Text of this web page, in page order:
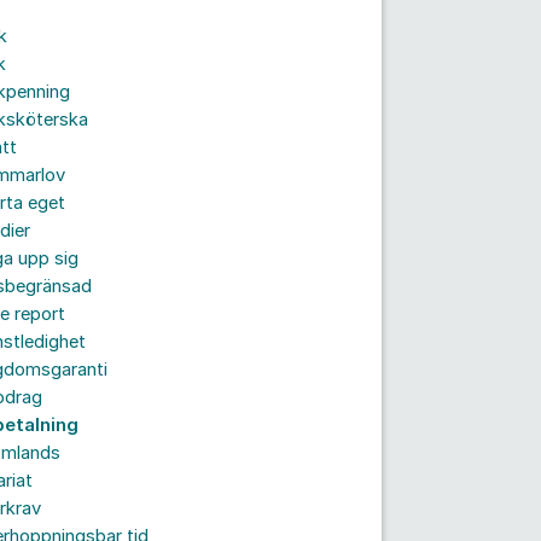
eget
upp sig
report
tid